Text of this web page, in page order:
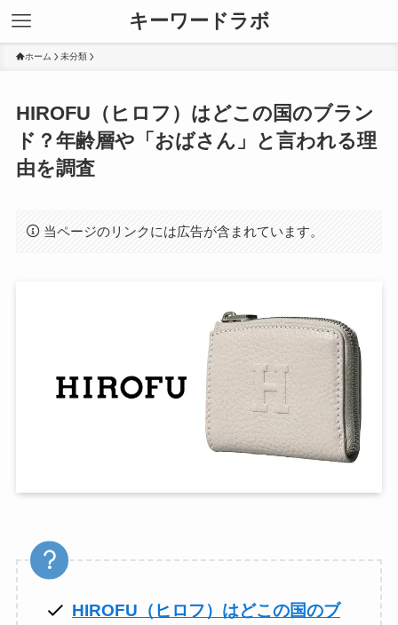
キーワードラボ
ホーム 未分類
HIROFU（ヒロフ）はどこの国のブラン
ド？年齢層や「おばさん」と言われる理
由を調査
当ページのリンクには広告が含まれています。
HIROFU（ヒロフ）はどこの国のブ